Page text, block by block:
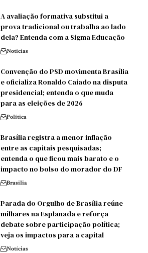
A avaliação formativa substitui a
prova tradicional ou trabalha ao lado
dela? Entenda com a Sigma Educação
Notícias
Convenção do PSD movimenta Brasília
e oficializa Ronaldo Caiado na disputa
presidencial; entenda o que muda
para as eleições de 2026
Política
Brasília registra a menor inflação
entre as capitais pesquisadas;
entenda o que ficou mais barato e o
impacto no bolso do morador do DF
Brasilia
Parada do Orgulho de Brasília reúne
milhares na Esplanada e reforça
debate sobre participação política;
veja os impactos para a capital
Notícias